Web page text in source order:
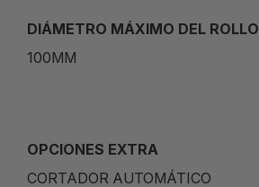
DIÁMETRO MÁXIMO DEL ROLLO
100MM
OPCIONES EXTRA
CORTADOR AUTOMÁTICO